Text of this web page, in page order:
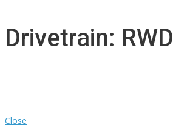
Drivetrain: RWD
Close